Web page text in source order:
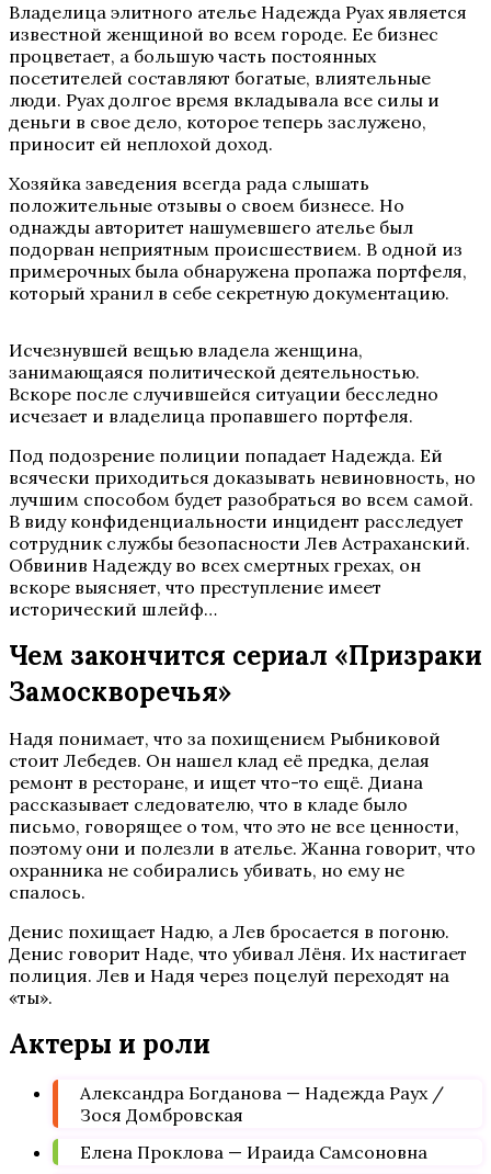
Владелица элитного ателье Надежда Руах является
известной женщиной во всем городе. Ее бизнес
процветает, а большую часть постоянных
посетителей составляют богатые, влиятельные
люди. Руах долгое время вкладывала все силы и
деньги в свое дело, которое теперь заслужено,
приносит ей неплохой доход.
Хозяйка заведения всегда рада слышать
положительные отзывы о своем бизнесе. Но
однажды авторитет нашумевшего ателье был
подорван неприятным происшествием. В одной из
примерочных была обнаружена пропажа портфеля,
который хранил в себе секретную документацию.
Исчезнувшей вещью владела женщина,
занимающаяся политической деятельностью.
Вскоре после случившейся ситуации бесследно
исчезает и владелица пропавшего портфеля.
Под подозрение полиции попадает Надежда. Ей
всячески приходиться доказывать невиновность, но
лучшим способом будет разобраться во всем самой.
В виду конфиденциальности инцидент расследует
сотрудник службы безопасности Лев Астраханский.
Обвинив Надежду во всех смертных грехах, он
вскоре выясняет, что преступление имеет
исторический шлейф…
Чем закончится сериал «Призраки
Замоскворечья»
Надя понимает, что за похищением Рыбниковой
стоит Лебедев. Он нашел клад её предка, делая
ремонт в ресторане, и ищет что-то ещё. Диана
рассказывает следователю, что в кладе было
письмо, говорящее о том, что это не все ценности,
поэтому они и полезли в ателье. Жанна говорит, что
охранника не собирались убивать, но ему не
спалось.
Денис похищает Надю, а Лев бросается в погоню.
Денис говорит Наде, что убивал Лёня. Их настигает
полиция. Лев и Надя через поцелуй переходят на
«ты».
Актеры и роли
Александра Богданова — Надежда Раух /
Зося Домбровская
Елена Проклова — Ираида Самсоновна